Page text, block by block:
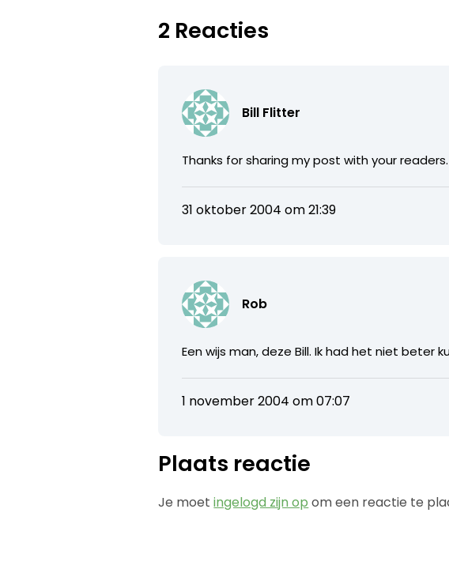
2 Reacties
Bill Flitter
Thanks for sharing my post with your readers.
31 oktober 2004 om 21:39
Rob
Een wijs man, deze Bill. Ik had het niet beter
1 november 2004 om 07:07
Plaats reactie
Je moetingelogd zijn op om een reactie te